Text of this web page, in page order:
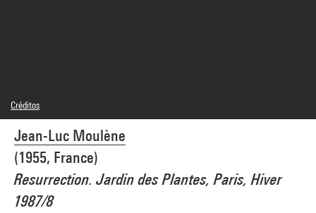
Jean-Luc Moulène
(1955, France)
Resurrection. Jardin des Plantes, Paris, Hiver
1987/8
Créditos
© Adagp, Paris
Créditos fotográficos : Centre Pompidou, MNAM-CCI/Georges Meguerditchian/Dist.
GrandPalaisRmn
Referencia de la imagen : 4N78482
Difusión de la imagen :
GrandPalaisRmnPhoto